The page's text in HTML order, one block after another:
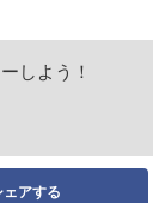
しよう！
ェアする